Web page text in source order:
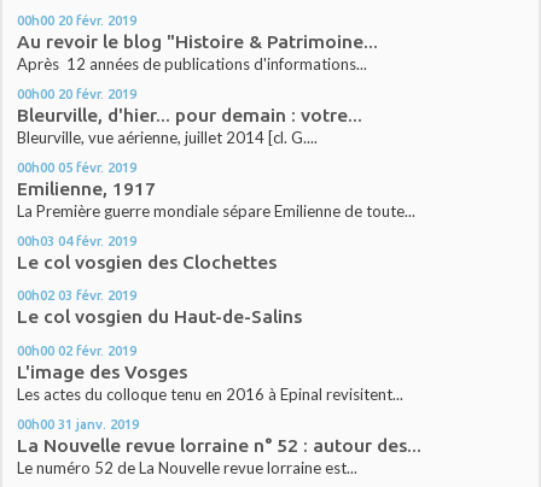
00h00 20 févr. 2019
Au revoir le blog "Histoire & Patrimoine...
Après 12 années de publications d'informations...
00h00 20 févr. 2019
Bleurville, d'hier... pour demain : votre...
Bleurville, vue aérienne, juillet 2014 [cl. G....
00h00 05 févr. 2019
Emilienne, 1917
La Première guerre mondiale sépare Emilienne de toute...
00h03 04 févr. 2019
Le col vosgien des Clochettes
00h02 03 févr. 2019
Le col vosgien du Haut-de-Salins
00h00 02 févr. 2019
L'image des Vosges
Les actes du colloque tenu en 2016 à Epinal revisitent...
00h00 31 janv. 2019
La Nouvelle revue lorraine n° 52 : autour des...
Le numéro 52 de La Nouvelle revue lorraine est...